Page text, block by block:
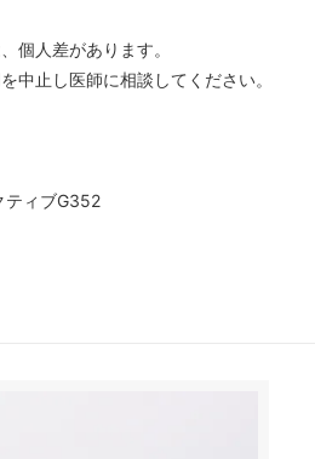
個人差があります。
中止し医師に相談してください。
ティブG352